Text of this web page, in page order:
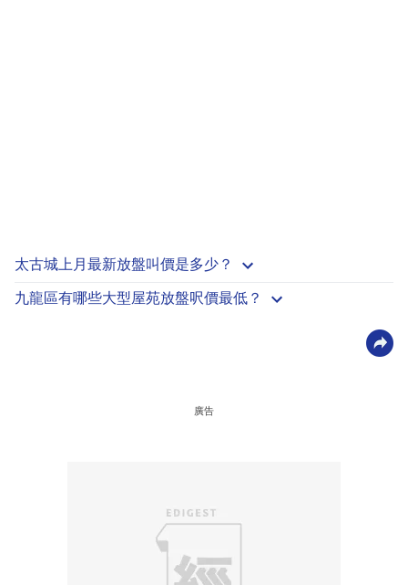
太古城上月最新放盤叫價是多少？
九龍區有哪些大型屋苑放盤呎價最低？
廣告